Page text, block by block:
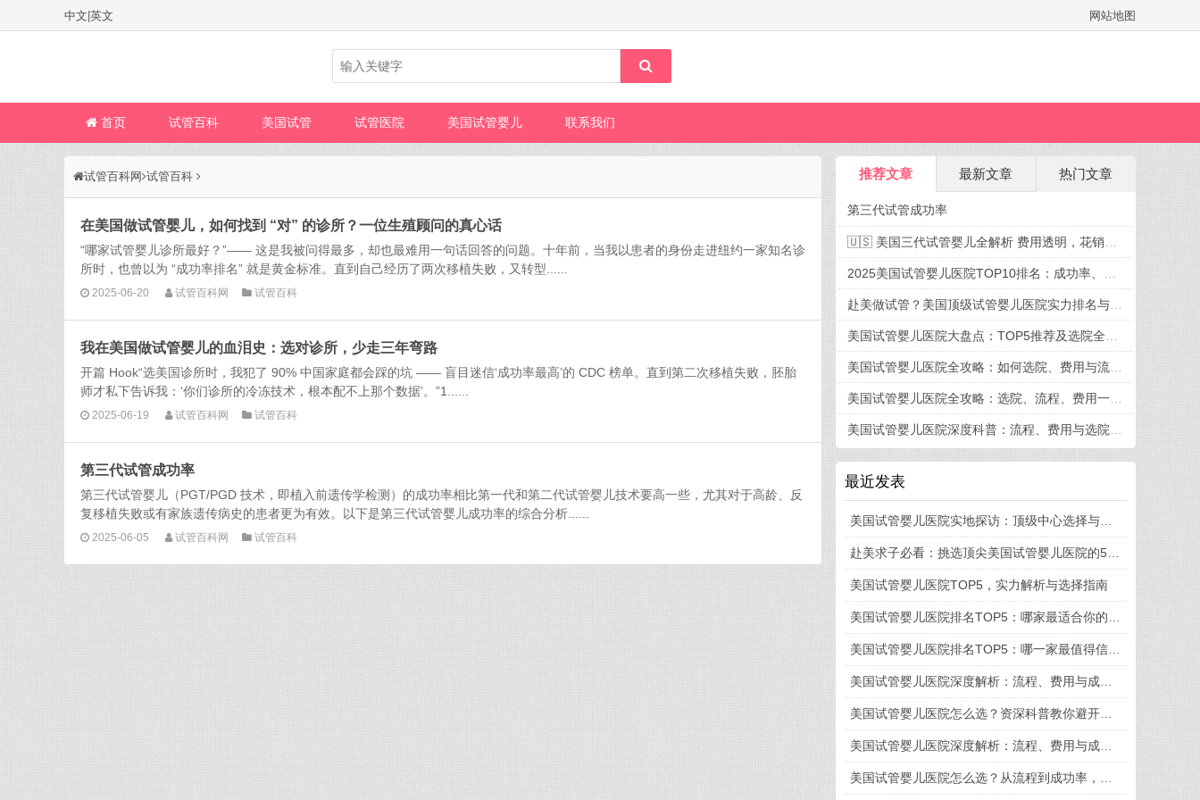
中文 英文 网站地图
首页 试管百科 美国试管 试管医院 美国试管婴儿 联系我们
试管百科网 试管百科
在美国做试管婴儿，如何找到 “对” 的诊所？一位生殖顾问的真心话
“哪家试管婴儿诊所最好？”—— 这是我被问得最多，却也最难用一句话回答的问题。十年前，当我以患者的身份走进纽约一家知名诊
所时，也曾以为 “成功率排名” 就是黄金标准。直到自己经历了两次移植失败，又转型......
2025-06-20 试管百科网 试管百科
我在美国做试管婴儿的血泪史：选对诊所，少走三年弯路
开篇 Hook“选美国诊所时，我犯了 90% 中国家庭都会踩的坑 —— 盲目迷信‘成功率最高’的 CDC 榜单。直到第二次移植失败，胚胎
师才私下告诉我：‘你们诊所的冷冻技术，根本配不上那个数据’。”1......
2025-06-19 试管百科网 试管百科
第三代试管成功率
第三代试管婴儿（PGT/PGD 技术，即植入前遗传学检测）的成功率相比第一代和第二代试管婴儿技术要高一些，尤其对于高龄、反
复移植失败或有家族遗传病史的患者更为有效。以下是第三代试管婴儿成功率的综合分析......
2025-06-05 试管百科网 试管百科
推荐文章 最新文章 热门文章
第三代试管成功率
🇺🇸 美国三代试管婴儿全解析 费用透明，花销有谱，迎接新生命不再迷茫
2025美国试管婴儿医院TOP10排名：成功率、费用、选院全攻略
赴美做试管？美国顶级试管婴儿医院实力排名与就诊攻略
美国试管婴儿医院大盘点：TOP5推荐及选院全攻略
美国试管婴儿医院全攻略：如何选院、费用与流程一次掌握
美国试管婴儿医院全攻略：选院、流程、费用一篇看懂
美国试管婴儿医院深度科普：流程、费用与选院策略
最近发表
美国试管婴儿医院TOP5，实力解析与选择指南